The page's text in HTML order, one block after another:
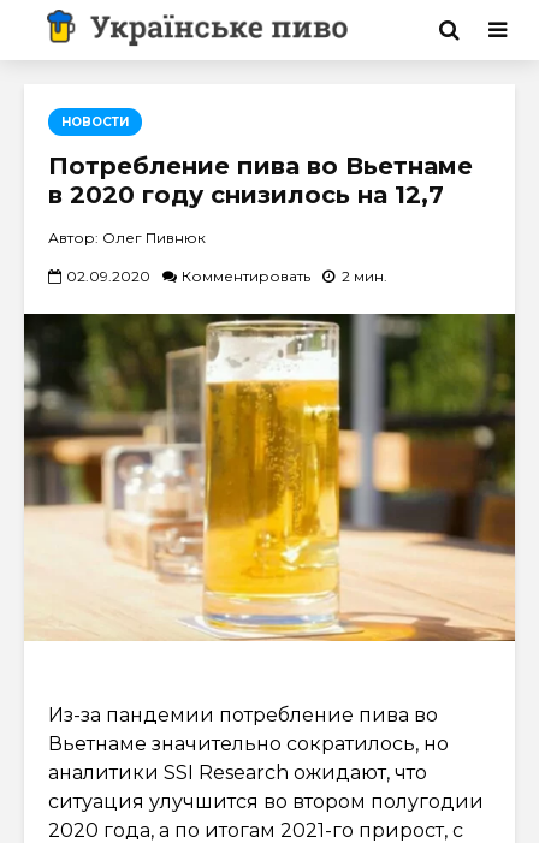
НОВОСТИ
Потребление пива во Вьетнаме
в 2020 году снизилось на 12,7
Автор: Олег Пивнюк
02.09.2020 Комментировать 2 мин.
Из-за пандемии потребление пива во
Вьетнаме значительно сократилось, но
аналитики SSI Research ожидают, что
ситуация улучшится во втором полугодии
2020 года, а по итогам 2021-го прирост, с